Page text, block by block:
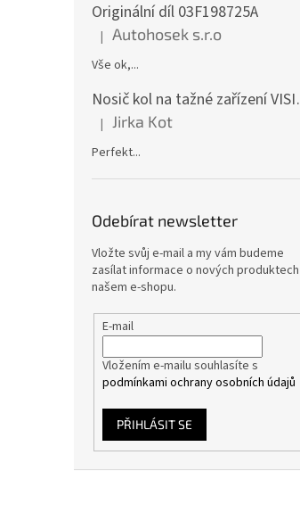
Originální díl 03F198725A
Hodnocení produktu je 5 z 5 hvězdiček.
| Autohosek s.r.o
Vše ok,...
Nosič
Hodnocení produktu je 5 z 5 hvězdiček.
| Jirka Kot
Perfekt...
Odebírat newsletter
Vložte svůj e-mail a my vám budeme
zasílat informace o nových produktech
našem e-shopu.
E-mail
Vložením e-mailu souhlasíte s
podmínkami ochrany osobních údajů
PŘIHLÁSIT SE